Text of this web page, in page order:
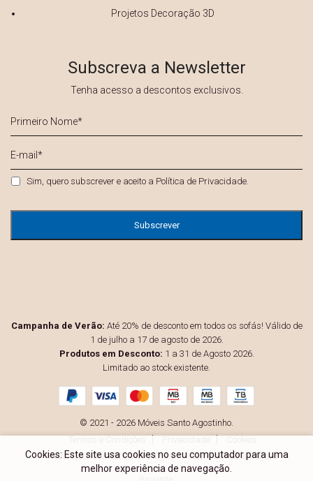
Projetos Decoração 3D
Subscreva a Newsletter
Tenha acesso a descontos exclusivos.
Nome
*
mail
Privacidade *
Sim, quero subscrever e aceito a Política de Privacidade.
Campanha de Verão: Até 20% de desconto em todos os sofás! Válido de
1 de julho a 17 de agosto de 2026.
Produtos em Desconto: 1 a 31 de Agosto 2026.
Limitado ao stock existente.
© 2021 - 2026 Móveis Santo Agostinho.
Resolução Alternativa de Litígios
Livro de Reclamações
Cookies: Este site usa cookies no seu computador para uma
melhor experiência de navegação.